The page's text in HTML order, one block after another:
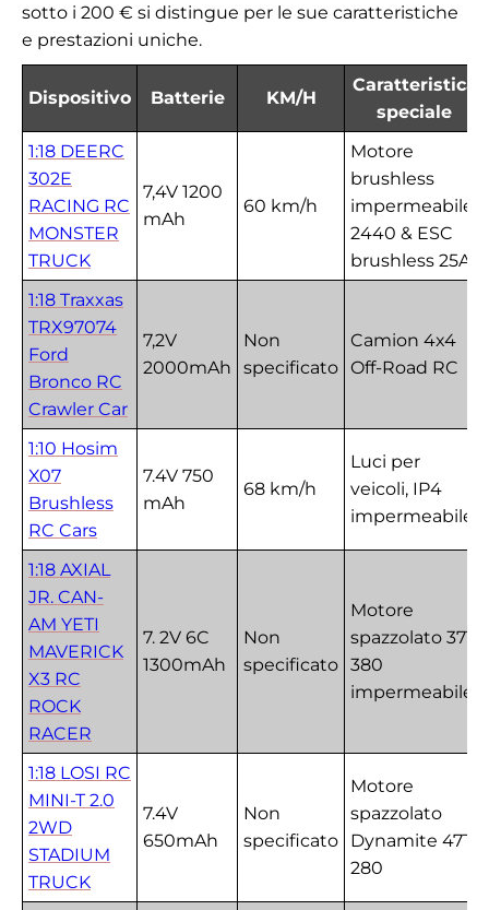
sotto i 200 € si distingue per le sue caratteristiche
e prestazioni uniche.
Dispositivo Batterie KM/H
Caratteristica
speciale
1:18 DEERC
302E
RACING RC
MONSTER
TRUCK
7,4V 1200
mAh
60 km/h
Motore
brushless
impermeabile
2440 & ESC
brushless 25A
1:18 Traxxas
TRX97074
Ford
Bronco RC
Crawler Car
7,2V
2000mAh
Non
specificato
Camion 4x4
Off-Road RC
1:10 Hosim
‎X07
Brushless
RC Cars
7.4V 750
mAh
68 km/h
Luci per
veicoli, IP4
impermeabile
1:18 AXIAL
JR. CAN-
AM YETI
MAVERICK
X3 RC
ROCK
RACER
7. 2V 6C
1300mAh
Non
specificato
Motore
spazzolato 37T
380
impermeabile
1:18 LOSI RC
MINI-T 2.0
2WD
STADIUM
TRUCK
7.4V
650mAh
Non
specificato
Motore
spazzolato
Dynamite 47T
280